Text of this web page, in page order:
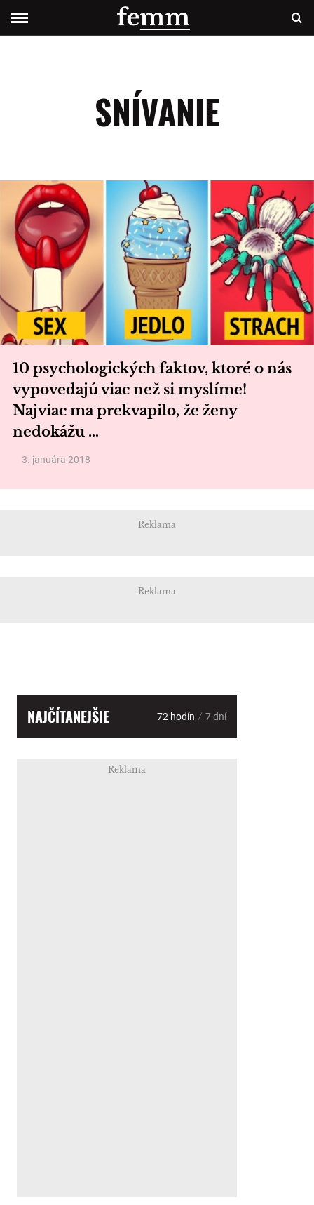
SNÍVANIE
10 psychologických faktov, ktoré o nás
vypovedajú viac než si myslíme!
Najviac ma prekvapilo, že ženy
nedokážu …
3. januára 2018
Reklama
Reklama
NAJČÍTANEJŠIE 72 hodín / 7 dní
Reklama